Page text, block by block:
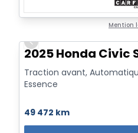
Mention
Previous slide
2025 Honda Civic
Traction avant,
Essence
49 472 km